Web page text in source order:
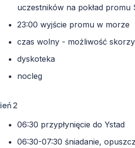
uczestników na pokład
23:00 wyjście promu w morze
czas wolny - możliwość
dyskoteka
nocleg
2
06:30 przypłynięcie do Ystad
06:30-07:30 śniadanie,